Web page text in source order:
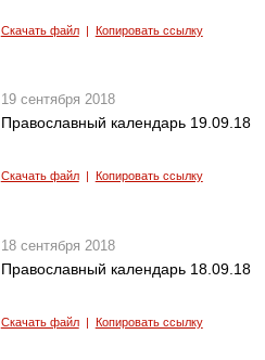
Скачать файл| Копировать ссылку
19 сентября 2018
Православный календарь 19.09.18
Скачать файл| Копировать ссылку
18 сентября 2018
Православный календарь 18.09.18
Скачать файл| Копировать ссылку